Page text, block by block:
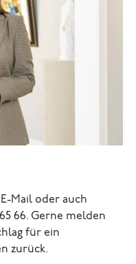
Mail oder auch
66. Gerne melden
für ein
zurück.